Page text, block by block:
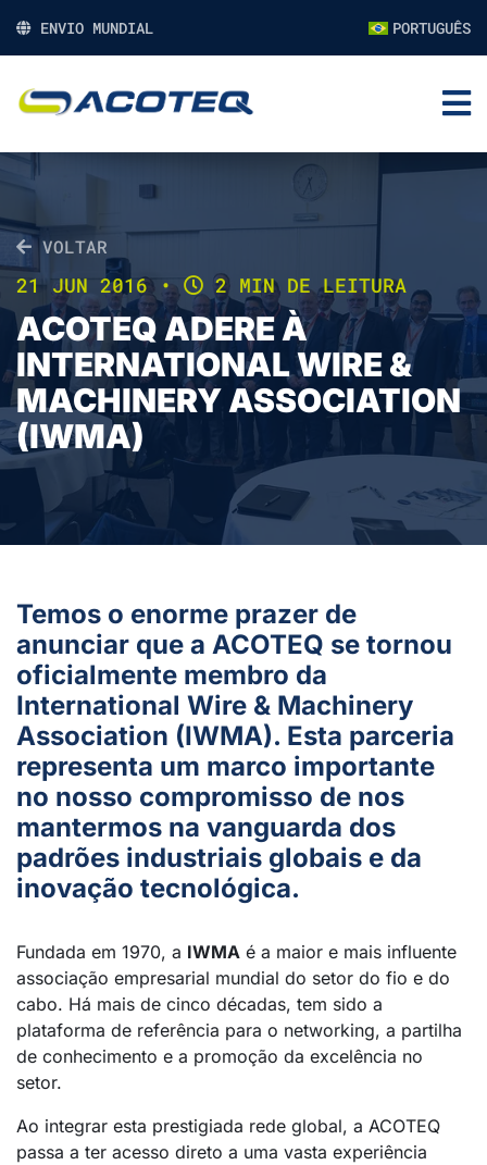
ENVIO MUNDIAL PORTUGUÊS
VOLTAR
21 JUN 2016 • 2 MIN DE LEITURA
ACOTEQ ADERE À
INTERNATIONAL WIRE &
MACHINERY ASSOCIATION
(IWMA)
Temos o enorme prazer de
anunciar que a ACOTEQ se tornou
oficialmente membro da
International Wire & Machinery
Association (IWMA). Esta parceria
representa um marco importante
no nosso compromisso de nos
mantermos na vanguarda dos
padrões industriais globais e da
inovação tecnológica.
Fundada em 1970, a IWMA é a maior e mais influente
associação empresarial mundial do setor do fio e do
cabo. Há mais de cinco décadas, tem sido a
plataforma de referência para o networking, a partilha
de conhecimento e a promoção da excelência no
setor.
Ao integrar esta prestigiada rede global, a ACOTEQ
passa a ter acesso direto a uma vasta experiência